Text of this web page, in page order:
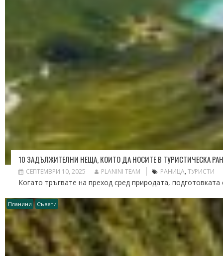
10 ЗАДЪЛЖИТЕЛНИ НЕЩА, КОИТО ДА НОСИТЕ В ТУРИСТИЧЕСКА
СЕПТЕМВРИ 10, 2025 PLANINI TEAM РАНИЦА, ТУРИСТИ
Когато тръгвате на преход сред природата,
Планини Съвети